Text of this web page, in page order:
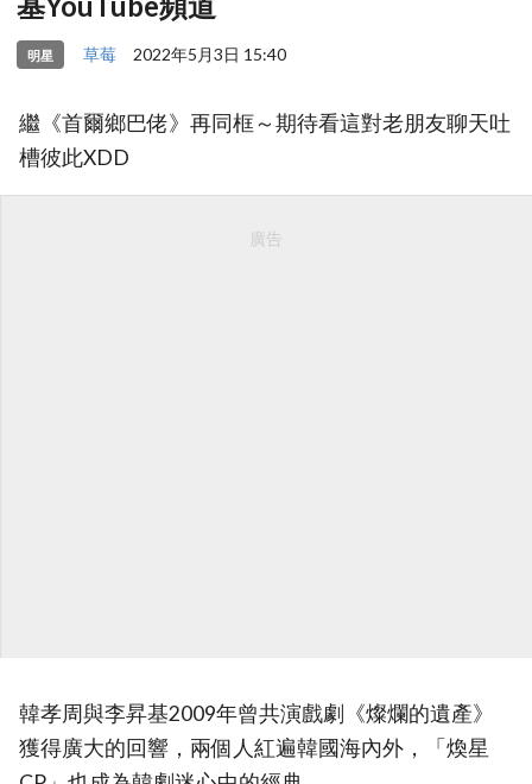
明星 草莓 2022年5月3日 15:40
繼《首爾鄉巴佬》再同框～期待看這對老朋友聊天吐
槽彼此XDD
廣告
韓孝周與李昇基2009年曾共演戲劇《燦爛的遺產》
獲得廣大的回響，兩個人紅遍韓國海內外，「煥星